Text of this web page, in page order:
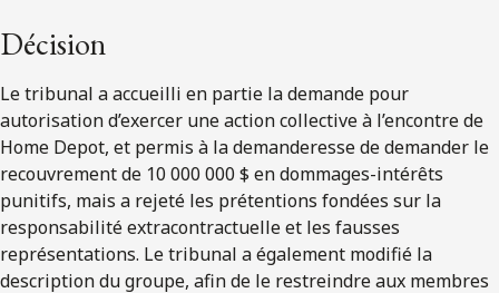
Décision
Le tribunal a accueilli en partie la demande pour
autorisation d’exercer une action collective à l’encontre de
Home Depot, et permis à la demanderesse de demander le
recouvrement de 10 000 000 $ en dommages-intérêts
punitifs, mais a rejeté les prétentions fondées sur la
responsabilité extracontractuelle et les fausses
représentations. Le tribunal a également modifié la
description du groupe, afin de le restreindre aux membres